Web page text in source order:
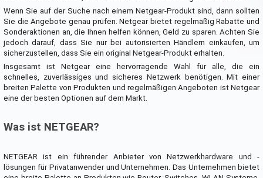
Wenn Sie auf der Suche nach einem Netgear-Produkt sind, dann sollten
Sie die Angebote genau prüfen. Netgear bietet regelmäßig Rabatte und
Sonderaktionen an, die Ihnen helfen können, Geld zu sparen. Achten Sie
jedoch darauf, dass Sie nur bei autorisierten Händlern einkaufen, um
sicherzustellen, dass Sie ein original Netgear-Produkt erhalten.
Insgesamt ist Netgear eine hervorragende Wahl für alle, die ein
schnelles, zuverlässiges und sicheres Netzwerk benötigen. Mit einer
breiten Palette von Produkten und regelmäßigen Angeboten ist Netgear
eine der besten Optionen auf dem Markt.
Was ist NETGEAR?
NETGEAR ist ein führender Anbieter von Netzwerkhardware und -
lösungen für Privatanwender und Unternehmen. Das Unternehmen bietet